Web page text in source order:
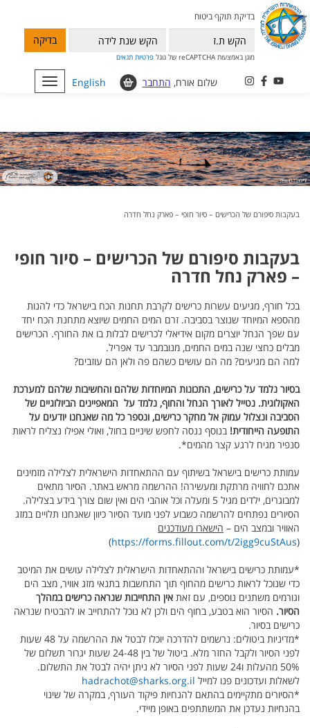
בדיקת תוקף ביטוח
בדיקה
מוגן באמצעות reCAPTCHA של גוגל פרטיות תנאים
Toggle
navigation
English שלום אורח, התחבר
בעקבות סיפורם של הכרישים – סיור חופי – פארק נחל חדרה
בעקבות סיפורם של הכרישים – סיור חופי
– פארק נחל חדרה
בכל חורף, מגיעים עשרות כרישים לקרבת תחנות הכח בישראל כדי להנות
מהספא המיוחד שנוצר בסביבה. זרם המים החמים שיוצא מתחנת הכח יחד
עם שפך הנחל יוצרים מקום אידיאלי לכרישים לבלות בו את החורף. הכרישים
מבלים כחצי שנה במים החמים, מנובמבר עד אפריל.
למה הם מגיעים? מה הם עושים כשהם פה ולאן הם עוזבים?
בסיור נלמד על כרישים, התכונות המיוחדות שלהם והחשיבות שלהם למערכת
האקולוגית. נטייל לאורך הנחל והחוף, נלמד על המאפיינים הביולוגיים של
הסביבה ונצלול עמוק אל מחקר כרישים, ונספר כל מה שאנחנו יודעים על
התופעה הייחודית! בנוסף ננסה לחפש שיניים בחול, ואולי אפילו נצליח לראות
סנפיר מגיח לרגע קצר מהמים*.
עמותת כרישים בישראל בשיתוף עם ההתאחדות הישראלית לצלילה מזמינים
אתכם לחוויה מרתקת ומעשירה! ההרשמה מראש באתר. הסיור מתאים
למבוגרים, ילדים מגיל 5 ומעלה וכל אוהבי הים ואין שום צורך בידע בצלילה.
הסיורים נפתחים להרשמה כשבוע לפני מועד הסיור כיוון שאנחנו תלויים במזג
האוויר ובמצב הים – הישארו מעודכנים
(
https://forms.fillout.com/t/2igg9cuStAus
)
*עמותת כרישים בישראל וההתאחדות הישראלית לצלילה עושים את המיטב
כדי שנוכל לראות כרישים מהחוף תוך התחשבות בתנאי מזג אוויר, מצב הים
וגורמים משתנים נוספים, עם זאת אין התחייבות שנראה כרישים במהלך
הסיור. הסיור הוא בטבע, בחוף הים ולכן לא נוכל להתחייב או להבטיח שנראה
כרישים בסיור.
*מדיניות ביטולים: נרשמים להדרכה יוכלו לבטל את ההרשמה על 48 שעות
לפני הסיור ולקבל החזר מלא. ביטול של בין 24-48 שעות יגרור תשלום של
50% מהעלות ו24 שעות לפני הסיור לא ניתן יהיה לבטל את התשלום.
לשאלות ועדכונים פנו למייל hadrachot@sharks.org.il
*הסיורים מתקיימים בהתאם להנחיות פיקוד העורף, במקרה של שינוי
בהנחיות נעדכן את המשתתפים באופן מיידי.